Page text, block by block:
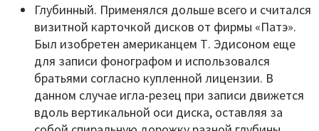
Глубинный. Применялся дольше всего и считался
визитной карточкой дисков от фирмы «Патэ».
Был изобретен американцем Т. Эдисоном еще
для записи фонографом и использовался
братьями согласно купленной лицензии. В
данном случае игла-резец при записи движется
вдоль вертикальной оси диска, оставляя за